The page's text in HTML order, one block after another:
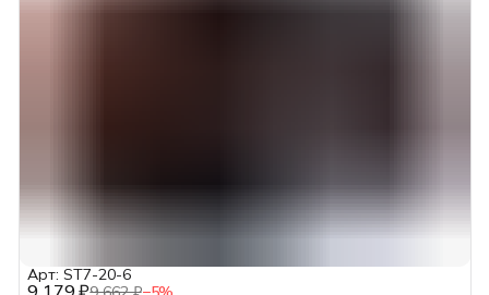
9 179 ₽
Арт: ST7-20-6